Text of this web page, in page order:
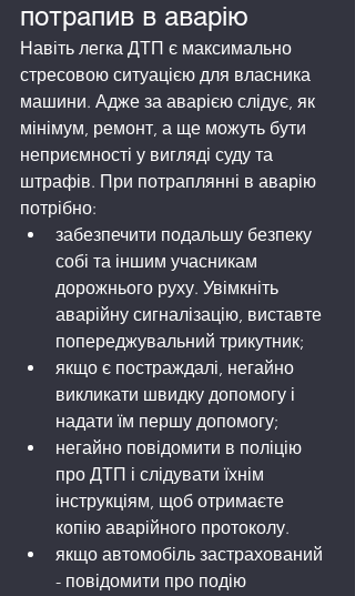
потрапив в аварію
Навіть легка ДТП є максимально
стресовою ситуацією для власника
машини. Адже за аварією слідує, як
мінімум, ремонт, а ще можуть бути
неприємності у вигляді суду та
штрафів. При потраплянні в аварію
потрібно:
забезпечити подальшу безпеку
собі та іншим учасникам
дорожнього руху. Увімкніть
аварійну сигналізацію, виставте
попереджувальний трикутник;
якщо є постраждалі, негайно
викликати швидку допомогу і
надати їм першу допомогу;
негайно повідомити в поліцію
про ДТП і слідувати їхнім
інструкціям, щоб отримаєте
копію аварійного протоколу.
якщо автомобіль застрахований
- повідомити про подію